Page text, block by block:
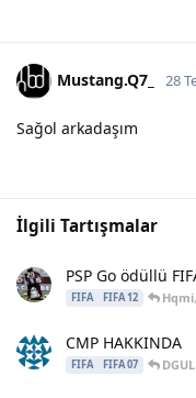
Mustang.Q7_ 28
Sağol arkadaşım
İlgili Tartışmalar
PSP Go ödüllü
FIFA FIFA 12 Hqmi,
CMP HAKKINDA
FIFA FIFA 07